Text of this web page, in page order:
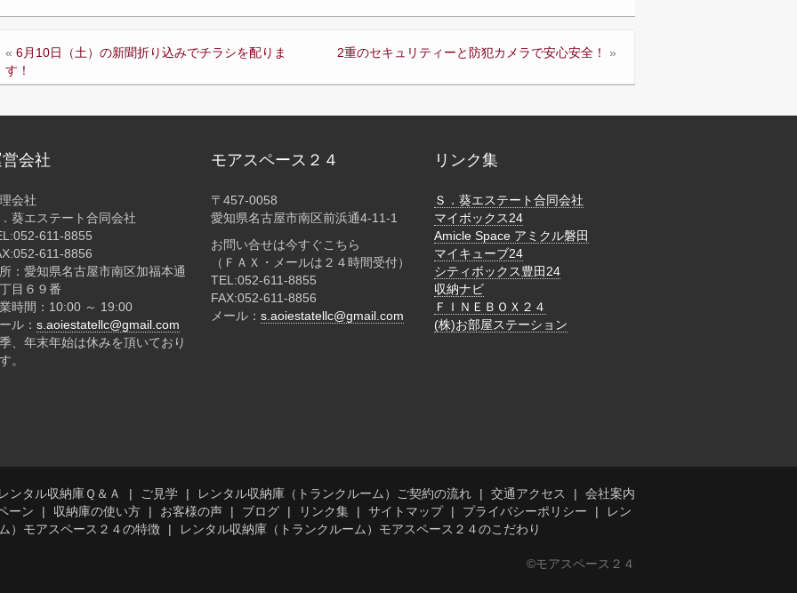
«6月10日（土）の新聞折り込みでチラシを配りま
す！
2重のセキュリティーと防犯カメラで安心安全！ »
会社
会社
葵エステート合同会社
611-8855
611-8856
：愛知県名古屋市南区加福本通
目６９番
時間：10:00 ～ 19:00
ル：s.aoiestatellc@gmail.com
、年末年始は休みを頂いており
。
モアスペース２４
〒457-0058
愛知県名古屋市南区前浜通4-11-1
お問い合せは今すぐこちら
（ＦＡＸ・メールは２４時間受付）
TEL:052-611-8855
FAX:052-611-8856
メール： s.aoiestatellc@gmail.com
リンク集
Ｓ．葵エステート合同会社
マイボックス24
Amicle Space アミクル磐田
マイキューブ24
シティボックス豊田24
収納ナビ
ＦＩＮＥＢＯＸ２４
(株)お部屋ステーション
ンタル収納庫Ｑ＆Ａ ご見学 レンタル収納庫（トランクルーム）ご契約の流れ 交通アクセス
会社案内
ーン
収納庫の使い方 お客様の声 ブログ リンク集 サイトマップ プライバシーポリシー
レン
）モアスペース２４の特徴
レンタル収納庫（トランクルーム）モアスペース２４のこだわり
©モアスペース２４